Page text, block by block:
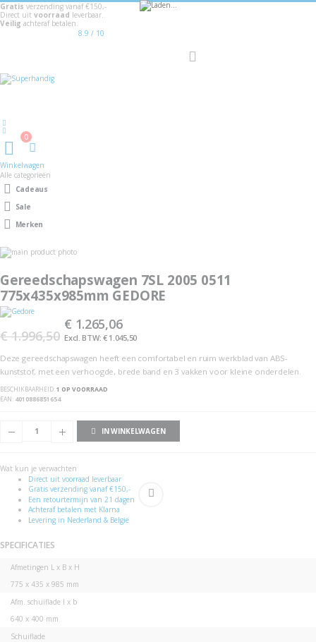
Gratis verzending vanaf €150,-
Direct uit voorraad leverbaar.
Veilig achteraf betalen.
8.9 / 10
Winkelwagen
0
Winkelwagen
Alle categorieën
Cadeaus
Sale
Merken
-37%
Ga
naar
einde
van
de
afbeeldingen-
gallerij
het
begin
van
de
gallerij
Gereedschapswagen 7SL 2005 0511
775x435x985mm GEDORE
€ 1.996,50
€ 1.265,06
€ 1.045,50
Deze gereedschapswagen heeft een comfortabel en ruim werkblad van ABS-
kunststof, met een verhoogde, brede band en 3 vakken voor kleine onderdelen.
BESCHIKBAARHEID:1 OP VOORRAAD
EAN 4010886851654
IN WINKELWAGEN
Wat kun je verwachten
Direct uit voorraad leverbaar
Gratis verzending vanaf €150,-
Een retourtermijn van 21 dagen
Achteraf betalen met Klarna
Levering in Nederland & België
SPECIFICATIES
Specificaties
Afmetingen L x B x H
775 x 435 x 985 mm
Afm. schuiflade l x b
640 x 400 mm
Schuiflade